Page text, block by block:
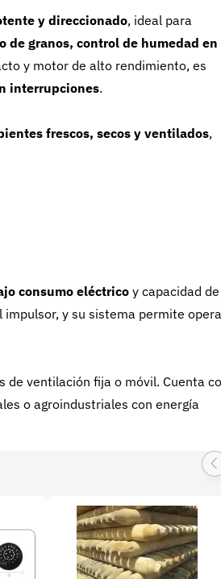
y direccionado, ideal para
de granos, control de humedad en
y motor de alto rendimiento, es
interrupciones.
frescos, secos y ventilados,
consumo eléctricoy capacidad de
impulsor, y su sistema permite
de ventilación fija o móvil. Cuenta
o agroindustriales con energía